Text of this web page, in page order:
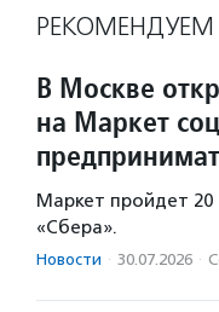
РЕКОМЕНДУЕМ
В Москве
на Маркет
Маркет пройдет 20
«Сбера».
Новости · 30.07.2026 ·